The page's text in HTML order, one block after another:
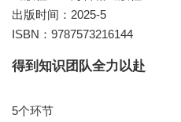
出版时间：2025-5
ISBN：9787573216144
得到知识团队全力以赴